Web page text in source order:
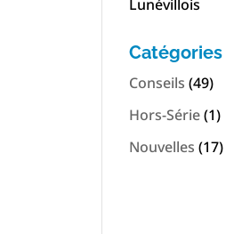
Lunévillois
Catégories
Conseils (49)
Hors-Série(1)
Nouvelles (17)